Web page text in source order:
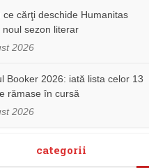
ce cărţi deschide Humanitas
noul sezon literar
2026
Booker 2026: iată lista celor 13
rămase în cursă
2026
categorii